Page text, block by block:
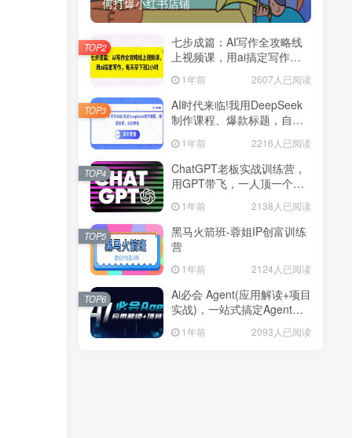
何打爆小红书店铺
七步成篇：AI写作全攻略线
上视频课，用ai搞定写作，
每天早下班2小时
1年前 2607人已阅读
TOP2
AI时代来临!我用DeepSeek
制作课程、爆款标题，自动
1年前 2216人已阅读
TOP3
ChatGPT老板实战训练营，
用GPT带飞，一人顶一个团
1年前 2138人已阅读
TOP4
黑马火箭班-蓉姐IP创富训练
营
1年前 2124人已阅读
TOP5
Ai必会 Agent(应用解读+项目
实战)，一站式搞定Agent应
1年前 2093人已阅读
TOP6